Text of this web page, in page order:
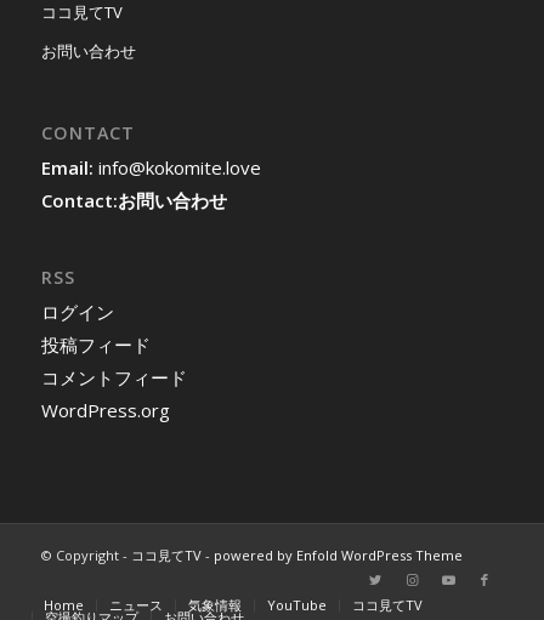
ココ見てTV
お問い合わせ
CONTACT
Email: info@kokomite.love
Contact:お問い合わせ
RSS
ログイン
投稿フィード
コメントフィード
WordPress.org
© Copyright - ココ見てTV- powered by Enfold WordPress Theme
Home ニュース 気象情報 YouTube ココ見てTV